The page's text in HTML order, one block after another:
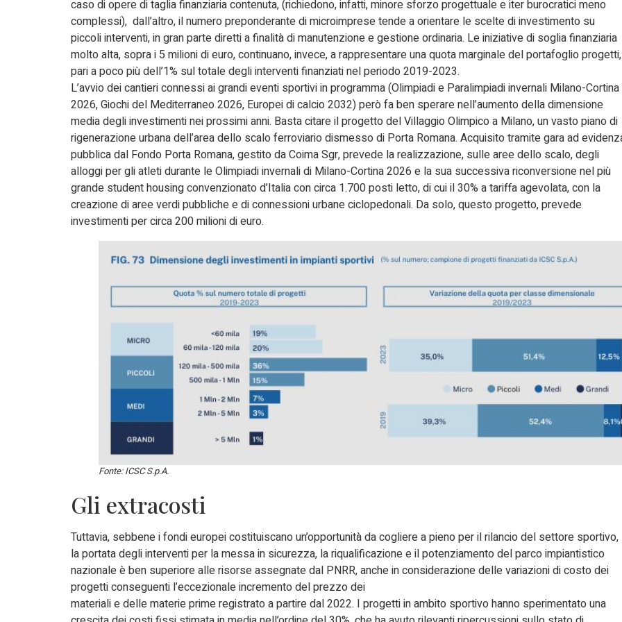
caso di opere di taglia finanziaria contenuta, (richiedono, infatti, minore sforzo progettuale e iter burocratici meno
complessi), dall’altro, il numero preponderante di microimprese tende a orientare le scelte di investimento su
piccoli interventi, in gran parte diretti a finalità di manutenzione e gestione ordinaria. Le iniziative di soglia finanziaria
molto alta, sopra i 5 milioni di euro, continuano, invece, a rappresentare una quota marginale del portafoglio progetti,
pari a poco più dell’1% sul totale degli interventi finanziati nel periodo 2019-2023.
L’avvio dei cantieri connessi ai grandi eventi sportivi in programma (Olimpiadi e Paralimpiadi invernali Milano-Cortina
2026, Giochi del Mediterraneo 2026, Europei di calcio 2032) però fa ben sperare nell’aumento della dimensione
media degli investimenti nei prossimi anni. Basta citare il progetto del Villaggio Olimpico a Milano, un vasto piano di
rigenerazione urbana dell’area dello scalo ferroviario dismesso di Porta Romana. Acquisito tramite gara ad
pubblica dal Fondo Porta Romana, gestito da Coima Sgr, prevede la realizzazione, sulle aree dello scalo, degli
alloggi per gli atleti durante le Olimpiadi invernali di Milano-Cortina 2026 e la sua successiva riconversione nel più
grande student housing convenzionato d’Italia con circa 1.700 posti letto, di cui il 30% a tariffa agevolata, con la
creazione di aree verdi pubbliche e di connessioni urbane ciclopedonali. Da solo, questo progetto, prevede
investimenti per circa 200 milioni di euro.
Fonte: ICSC S.p.A.
Gli extracosti
Tuttavia, sebbene i fondi europei costituiscano un’opportunità da cogliere a pieno per il rilancio del settore sportivo,
la portata degli interventi per la messa in sicurezza, la riqualificazione e il potenziamento del parco impiantistico
nazionale è ben superiore alle risorse assegnate dal PNRR, anche in considerazione delle variazioni di costo dei
progetti conseguenti l’eccezionale incremento del prezzo dei
materiali e delle materie prime registrato a partire dal 2022. I progetti in ambito sportivo hanno sperimentato una